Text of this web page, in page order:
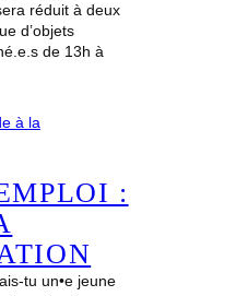
réduit à deux
d’objets
de 13h à
:
tu un•e jeune